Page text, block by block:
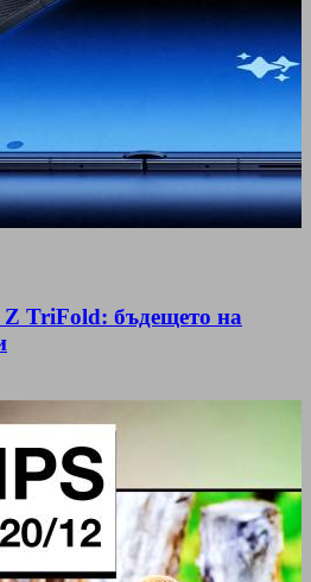
TriFold: бъдещето на